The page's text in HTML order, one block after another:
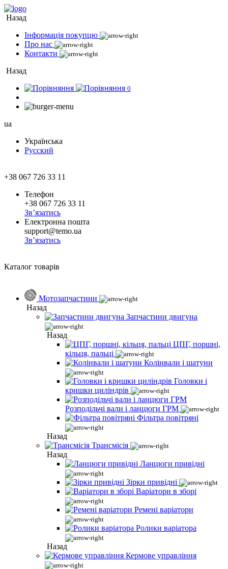
Назад
Інформація покупцю
Про нас
Контакти
Назад
0
ua
Українська
Русский
+38 067 726 33 11
Телефон
+38 067 726 33 11
Зв’язатись
Електронна пошта
support@temo.ua
Зв’язатись
Каталог товарів
Мотозапчастини
Назад
Запчастини двигуна
Назад
ЦПГ, поршні,
кільця, пальці
Колінвали і шатуни
Головки і
кришки циліндрів
Розподільчі вали і ланцюги ГРМ
Фільтра повітряні
Назад
Трансмісія
Назад
Ланцюги привідні
Зірки привідні
Варіатори в зборі
Ремені варіатори
Ролики варіатора
Назад
Кермове управління